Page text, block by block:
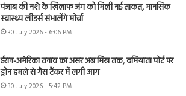
पंजाब की नशे के खिलाफ जंग को मिली नई ताकत, मानसिक
स्वास्थ्य लीडर्स संभालेंगे मोर्चा
30 July 2026 - 6:06 PM
ईरान-अमेरिका तनाव का असर अब मिस्र तक, दमियाता पोर्ट पर
ड्रोन हमले से गैस टैंकर में लगी आग
30 July 2026 - 5:42 PM